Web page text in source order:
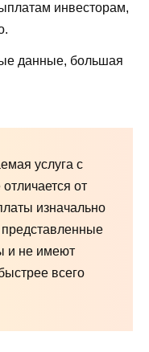
инвесторам,
данные, большая
услуга с
от
изначально
и не имеют
всего